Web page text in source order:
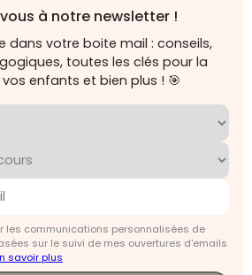
à notre newsletter !
dans votre boite mail : conseils,
toutes les clés pour la
enfants et bien plus ! 🎯
les communications personnalisées de
sur le suivi de mes ouvertures d'emails
savoir plus